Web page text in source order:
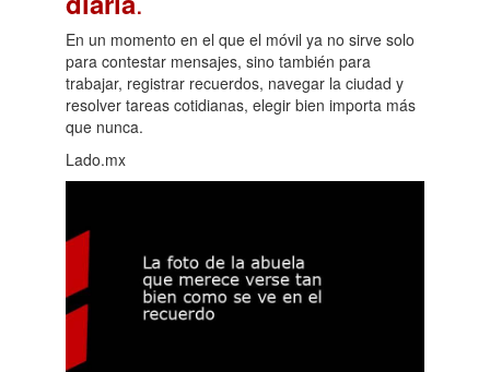
En un momento en el que el móvil ya no sirve solo
para contestar mensajes, sino también para
trabajar, registrar recuerdos, navegar la ciudad y
resolver tareas cotidianas, elegir bien importa más
que nunca.
Lado.mx